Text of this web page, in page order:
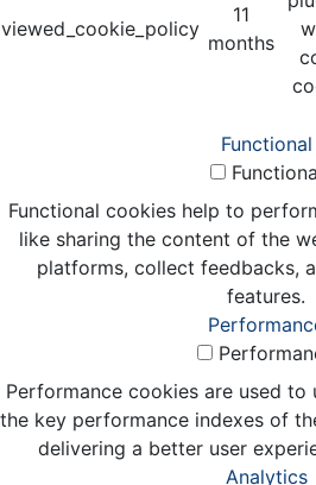
viewed_cookie_policy
11
months
Functional
Functional cookies help to
like sharing the content of the
platforms, collect feedbacks,
features.
Performance cookies are used to
the key performance indexes of
delivering a better user
Analytics